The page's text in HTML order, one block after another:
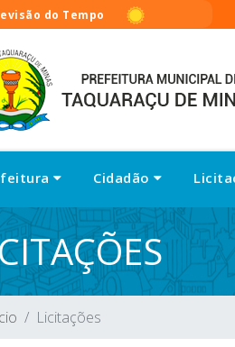
do Tempo
Cidadão
Licitações